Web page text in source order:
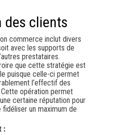
des clients
commerce inclut divers
avec les supports de
prestataires.
que cette stratégie est
puisque celle-ci permet
l’effectif des
opération permet
certaine réputation pour
fidéliser un maximum de
: